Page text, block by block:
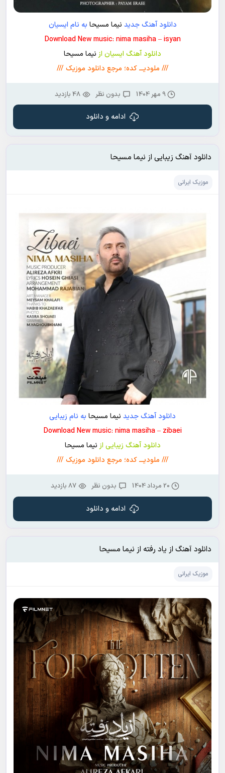
دانلود آهنگ جدید نیما مسیحا به نام ایسیان
Download New music: nima masiha – isyan
دانلود آهنگ ایسیان از نیما مسیحا
/// ملودیـــ کده؛ مرجع دانلود موزیک ///
9 مهر 1404 بدون نظر 48 بازدید
ادامه و دانلود
دانلود آهنگ زیبایی از نیما مسیحا
موزیک ایرانی
دانلود آهنگ جدید نیما مسیحا به نام زیبایی
Download New music: nima masiha – zibaei
دانلود آهنگ زیبایی ازنیما مسیحا
/// ملودیـــ کده؛ مرجع دانلود موزیک ///
20 مرداد 1404 بدون نظر 87 بازدید
ادامه و دانلود
دانلود آهنگ از یاد رفته از نیما مسیحا
موزیک ایرانی